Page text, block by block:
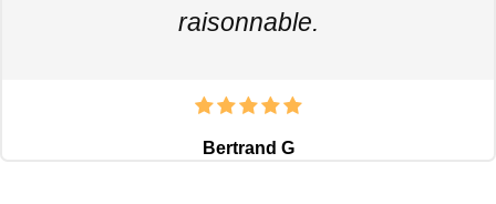
raisonnable.
Bertrand G